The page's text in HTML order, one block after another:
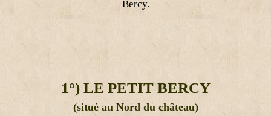
Bercy.
1°) LE PETIT BERCY
(situé au Nord du château)